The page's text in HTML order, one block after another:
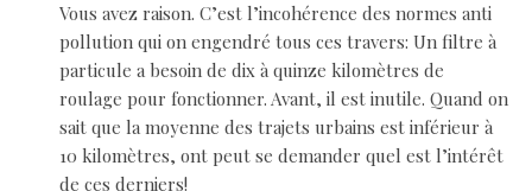
Vous avez raison. C’est l’incohérence des normes anti
pollution qui on engendré tous ces travers: Un filtre à
particule a besoin de dix à quinze kilomètres de
roulage pour fonctionner. Avant, il est inutile. Quand on
sait que la moyenne des trajets urbains est inférieur à
10 kilomètres, ont peut se demander quel est l’intérêt
de ces derniers!